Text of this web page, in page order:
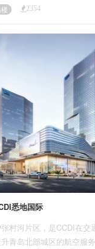
2354
悉地国际
村河片区，是CCDI在交
青岛北部城区的航空服